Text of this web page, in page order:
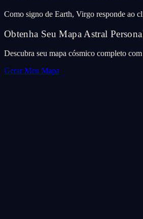
Como signo de Earth, Virgo responde ao
Obtenha Seu Mapa Astral
Descubra seu mapa cósmico completo
Gerar Meu Mapa